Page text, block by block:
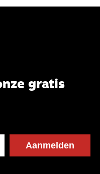
gratis